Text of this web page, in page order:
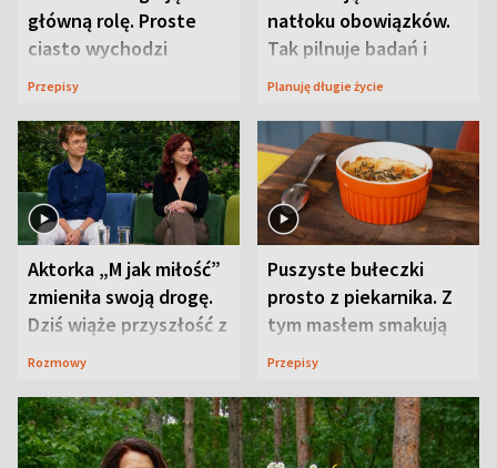
główną rolę. Proste
ciasto wychodzi
wyjątkowo wilgotne
Przepisy
natłoku obowiązków.
Tak pilnuje badań i
wizyt
Planuję długie życie
Aktorka „M jak miłość”
zmieniła swoją drogę.
Dziś wiąże przyszłość z
neurobiologią
Rozmowy
Puszyste bułeczki
prosto z piekarnika. Z
tym masłem smakują
jeszcze lepiej
Przepisy